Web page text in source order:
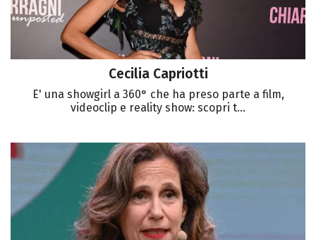
Cecilia Capriotti
E' una showgirl a 360° che ha preso parte a film,
videoclip e reality show: scopri t...